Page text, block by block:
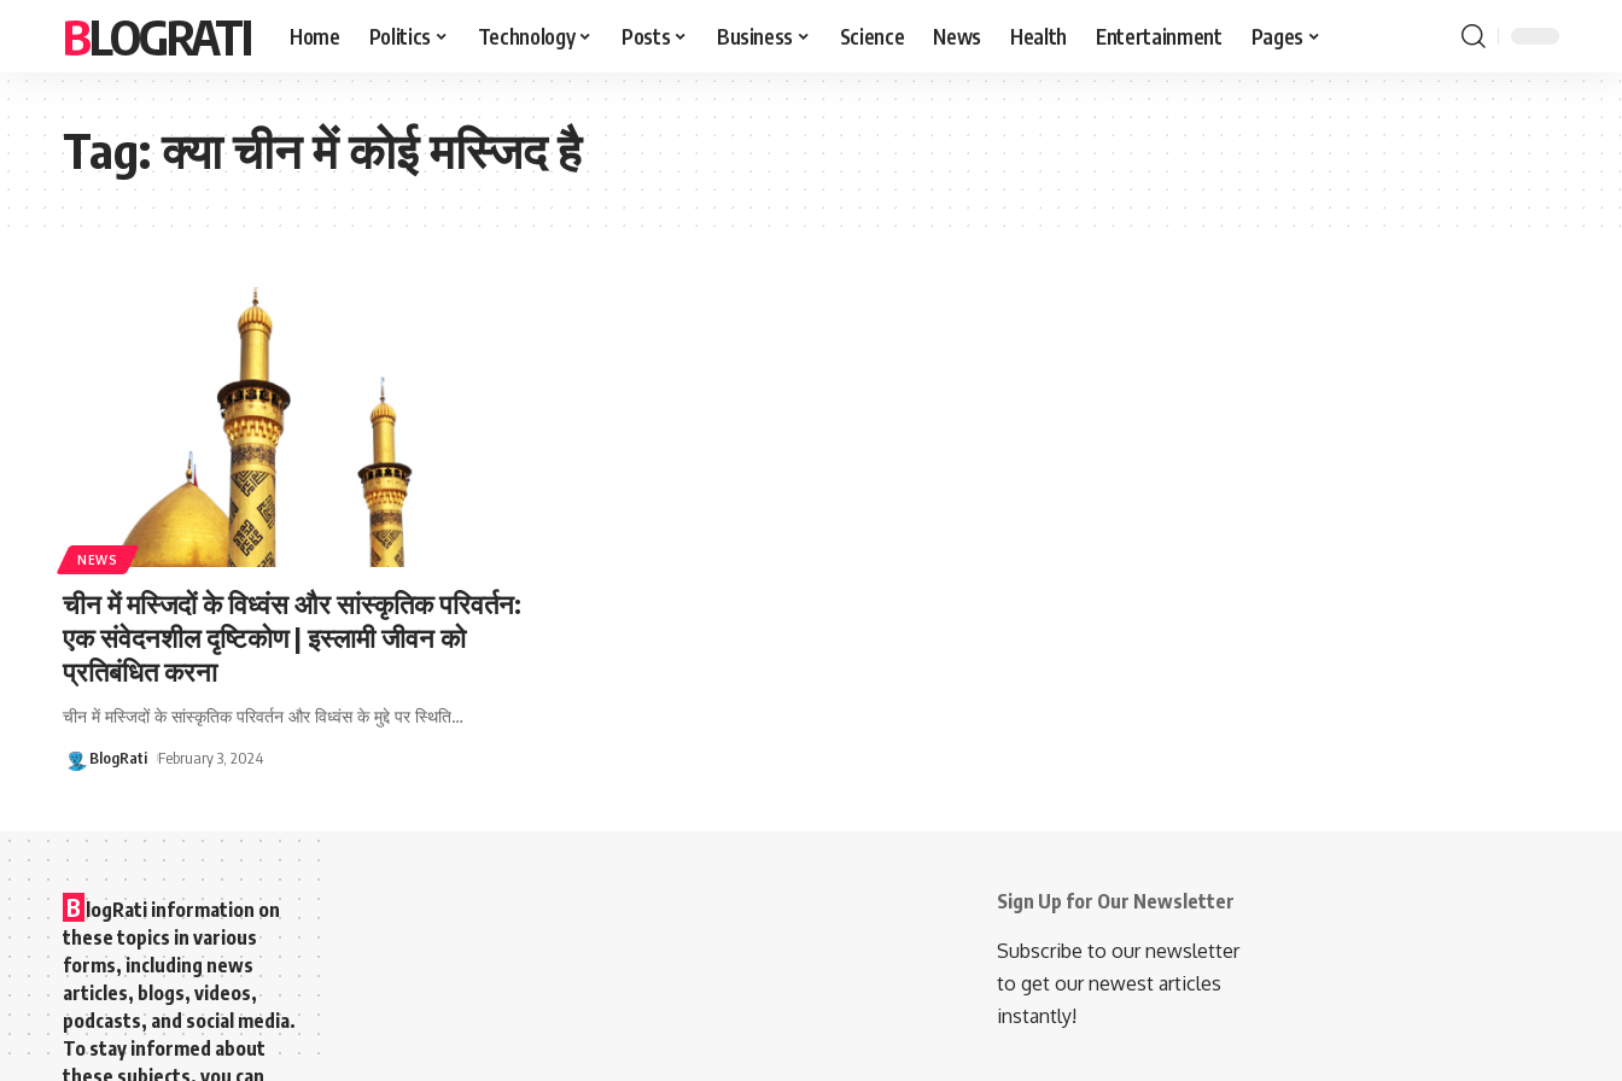
BLOGRATI Home Politics Technology Posts Business Science News Health Entertainment Pages
Tag:क्या चीन में कोई मस्जिद है
NEWS
चीन में मस्जिदों के विध्वंस और सांस्कृतिक परिवर्तन:
एक संवेदनशील दृष्टिकोण | इस्लामी जीवन को
प्रतिबंधित करना
चीन में मस्जिदों के सांस्कृतिक परिवर्तन और विध्वंस के मुद्दे पर स्थिति…
BlogRati February 3, 2024
B logRati information on
these topics in various
forms, including news
articles, blogs, videos,
podcasts, and social media.
To stay informed about
these subjects, you can
Sign Up for Our Newsletter
Subscribe to our newsletter
to get our newest articles
instantly!